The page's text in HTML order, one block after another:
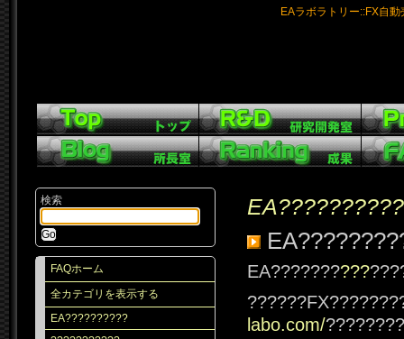
EAラボラトリー::FX自
検索
FAQホーム
全カテゴリを表示する
EA??????????
EA??????????
EA??????????
labo.com/